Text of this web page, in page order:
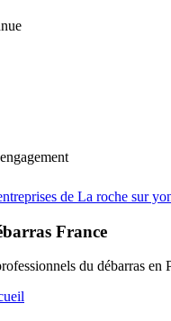
de La roche sur
France
du débarras en